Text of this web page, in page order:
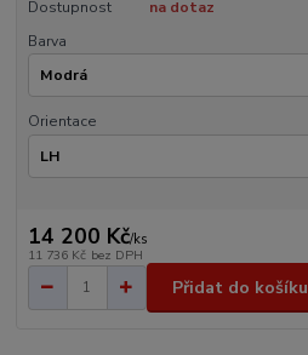
Dostupnost
na dotaz
Barva
Orientace
14 200 Kč/ks
11 736 Kč bez DPH
Přidat do košíku